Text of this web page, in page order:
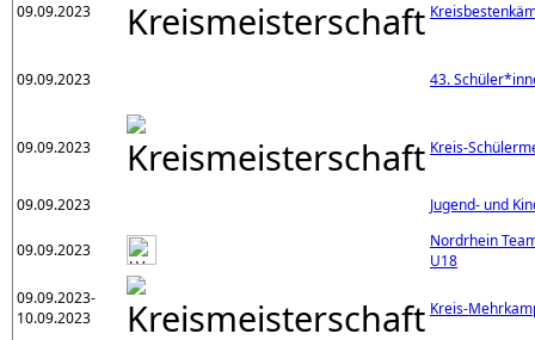
09.09.2023
09.09.2023 43.
09.09.2023 Kreis-
09.09.2023 Jugend- und
09.09.2023
Nordrhein
U18
09.09.2023-
10.09.2023
Kreis-